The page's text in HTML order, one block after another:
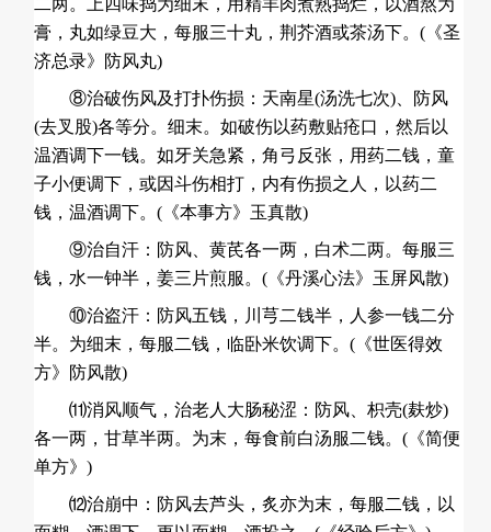
二两。上四味捣为细末，用精羊肉煮熟捣烂，以酒熬为
膏，丸如绿豆大，每服三十丸，荆芥酒或茶汤下。(《圣
济总录》防风丸)
⑧治破伤风及打扑伤损：天南星(汤洗七次)、防风
(去叉股)各等分。细末。如破伤以药敷贴疮口，然后以
温酒调下一钱。如牙关急紧，角弓反张，用药二钱，童
子小便调下，或因斗伤相打，内有伤损之人，以药二
钱，温酒调下。(《本事方》玉真散)
⑨治自汗：防风、黄芪各一两，白术二两。每服三
钱，水一钟半，姜三片煎服。(《丹溪心法》玉屏风散)
⑩治盗汗：防风五钱，川芎二钱半， 人参一钱二分
半。为细末，每服二钱，临卧米饮调下。(《世医得效
方》防风散)
⑾消风顺气，治老人大肠秘涩：防风、枳壳(麸炒)
各一两，甘草半两。为末，每食前白汤服二钱。(《简便
单方》)
⑿治崩中：防风去芦头，炙亦为末，每服二钱，以